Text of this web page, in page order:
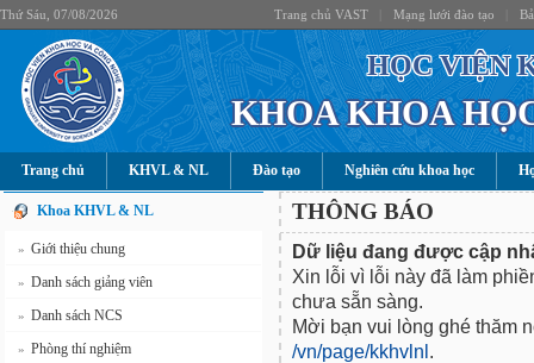
Thứ Sáu, 07/08/2026 Trang chủ VAST Mạng lưới đào tạo
HỌC VIỆN
KHOA KHOA
Trang chủ KHVL & NL Đào tạo Nghiên cứu khoa học
Khoa KHVL & NL
» Giới thiệu chung
» Danh sách giảng viên
» Danh sách NCS
» Phòng thí nghiệm
THÔNG BÁO
Dữ liệu đang được cập
Xin lỗi vì lỗi này đã làm
chưa sẵn sàng.
Mời bạn vui lòng ghé thăm
/vn/page/kkhvlnl.